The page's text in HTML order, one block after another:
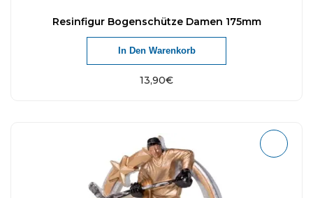
Resinfigur Bogenschütze Damen 175mm
13,90€
In Den Warenkorb